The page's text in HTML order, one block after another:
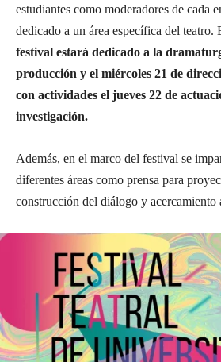
estudiantes como moderadores de cada
dedicado a un área específica del teatro.
festival estará dedicado a la
producción y el miércoles 21 de
con actividades el jueves 22 de
investigación.
Además, en el marco del festival se
diferentes áreas como prensa para
construcción del diálogo y acercamiento